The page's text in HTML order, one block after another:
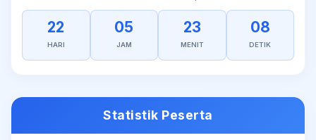
22
HARI
05
JAM
23
MENIT
08
DETIK
Statistik Peserta